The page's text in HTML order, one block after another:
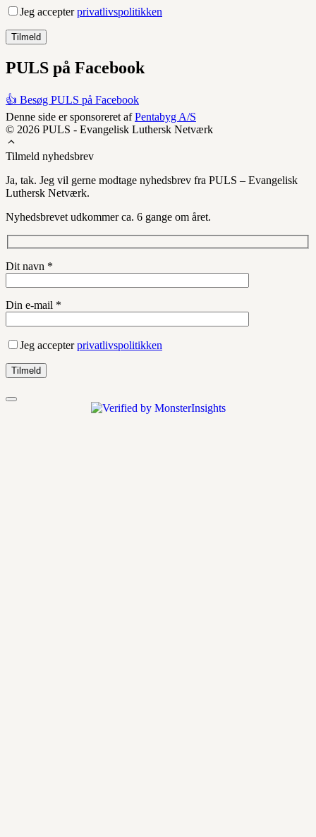
Jeg accepterprivatlivspolitikken
PULS på Facebook
👍 Besøg PULS på Facebook
Denne side er sponsoreret afPentabyg A/S
© 2026 PULS - Evangelisk Luthersk Netværk
Tilmeld nyhedsbrev
Ja, tak. Jeg vil gerne modtage nyhedsbrev fra PULS – Evangelisk
Luthersk Netværk.
Nyhedsbrevet udkommer ca. 6 gange om året.
Dit navn *
Din e-mail *
Jeg accepterprivatlivspolitikken